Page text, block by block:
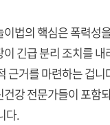
법의 핵심은 폭력성
긴급 분리 조치를
근거를 마련하는 겁니
강 전문가들이 포함
다.